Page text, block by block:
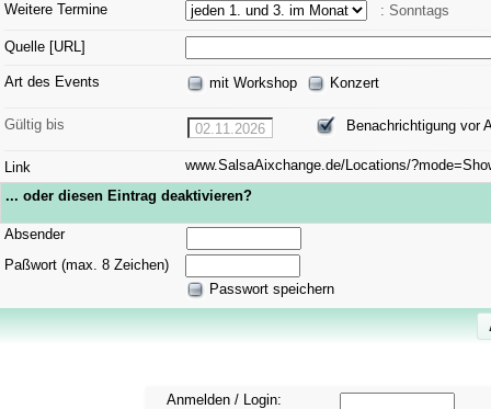
Weitere Termine
: Sonntags
Quelle [URL]
Art des Events mit Workshop Konzert
Gültig bis 02.11.2026 Benachrichtigung vor
Link
www.SalsaAixchange.de/Locations/
... oder diesen Eintrag deaktivieren?
Absender
Paßwort (max. 8 Zeichen)
Passwort speichern
Anmelden / Login: